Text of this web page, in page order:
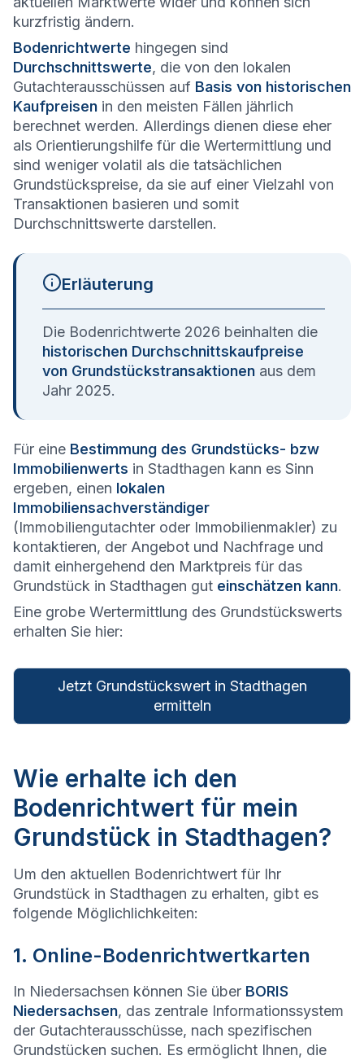
kurzfristig ändern.
Bodenrichtwerte hingegen sind
Durchschnittswerte, die von den lokalen
Gutachterausschüssen auf Basis von historischen
Kaufpreisen in den meisten Fällen jährlich
berechnet werden. Allerdings dienen diese eher
als Orientierungshilfe für die Wertermittlung und
sind weniger volatil als die tatsächlichen
Grundstückspreise, da sie auf einer Vielzahl von
Transaktionen basieren und somit
Durchschnittswerte darstellen.
Erläuterung
Die Bodenrichtwerte 2026 beinhalten die
historischen Durchschnittskaufpreise
von Grundstückstransaktionen aus dem
Jahr 2025.
Für eine Bestimmung des Grundstücks- bzw
Immobilienwerts in Stadthagen kann es Sinn
ergeben, einen lokalen
Immobiliensachverständiger
(Immobiliengutachter oder Immobilienmakler) zu
kontaktieren, der Angebot und Nachfrage und
damit einhergehend den Marktpreis für das
Grundstück in Stadthagen gut einschätzen kann.
Eine grobe Wertermittlung des Grundstückswerts
erhalten Sie hier:
Jetzt Grundstückswert in Stadthagen
ermitteln
Wie erhalte ich den
Bodenrichtwert für mein
Grundstück in Stadthagen?
Um den aktuellen Bodenrichtwert für Ihr
Grundstück in Stadthagen zu erhalten, gibt es
folgende Möglichlichkeiten:
1. Online-Bodenrichtwertkarten
In Niedersachsen können Sie über BORIS
Niedersachsen, das zentrale Informationssystem
der Gutachterausschüsse, nach spezifischen
Grundstücken suchen. Es ermöglicht Ihnen, die